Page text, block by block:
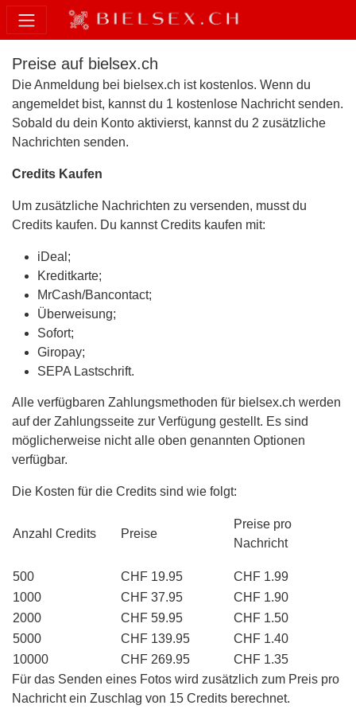
Preise auf bielsex.ch
Die Anmeldung bei bielsex.ch ist kostenlos. Wenn du
angemeldet bist, kannst du 1 kostenlose Nachricht senden.
Sobald du dein Konto aktivierst, kannst du 2 zusätzliche
Nachrichten senden.
Credits Kaufen
Um zusätzliche Nachrichten zu versenden, musst du
Credits kaufen. Du kannst Credits kaufen mit:
iDeal;
Kreditkarte;
MrCash/Bancontact;
Überweisung;
Sofort;
Giropay;
SEPA Lastschrift.
Alle verfügbaren Zahlungsmethoden für bielsex.ch werden
auf der Zahlungsseite zur Verfügung gestellt. Es sind
möglicherweise nicht alle oben genannten Optionen
verfügbar.
Die Kosten für die Credits sind wie folgt:
Anzahl Credits Preise
Preise pro
Nachricht
500 CHF 19.95
CHF 1.99
1000
CHF 37.95
CHF 1.90
2000
CHF 59.95
CHF 1.50
5000
CHF 139.95
CHF 1.40
10000
CHF 269.95
CHF 1.35
Für das Senden eines Fotos wird zusätzlich zum Preis pro
Nachricht ein Zuschlag von 15 Credits berechnet.